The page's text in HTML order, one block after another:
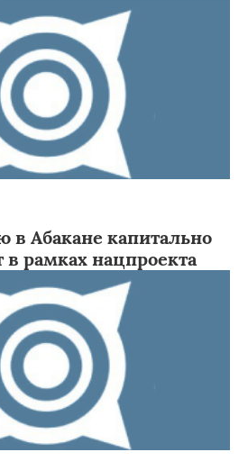
в Абакане капитально
рамках нацпроекта